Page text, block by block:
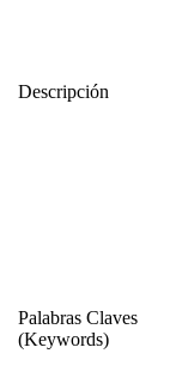
Descripción
Palabras Claves
(Keywords)